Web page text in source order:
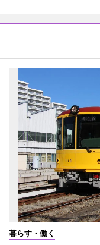
暮らす・働く